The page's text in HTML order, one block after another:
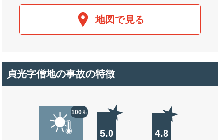
地図で見る
貞光字僧地の事故の特徴
100%
5.0 4.8